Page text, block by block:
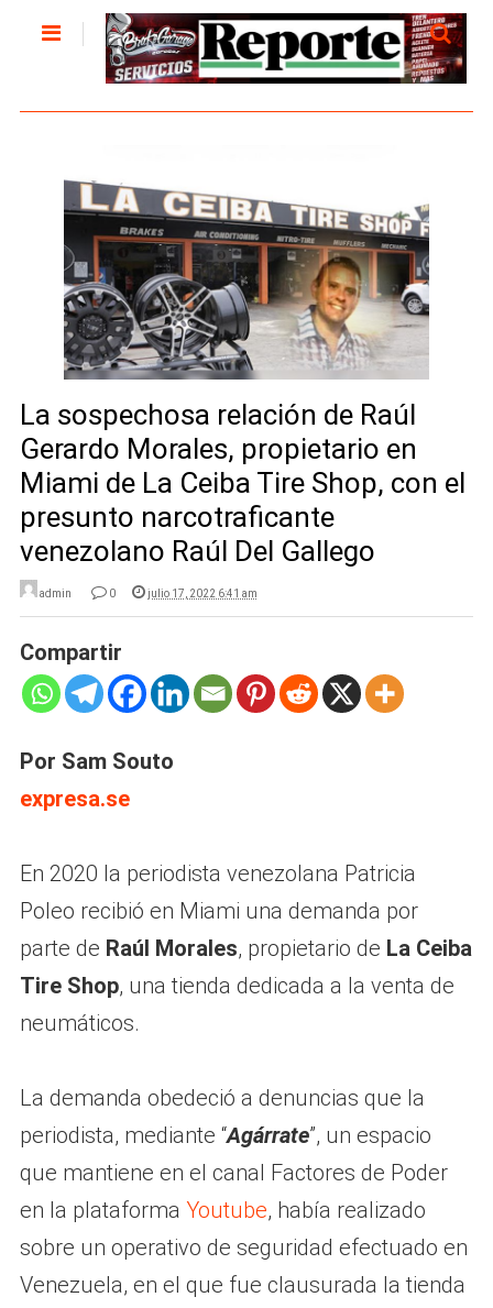
La sospechosa relación de Raúl
Gerardo Morales, propietario en
Miami de La Ceiba Tire Shop, con el
presunto narcotraficante
venezolano Raúl Del Gallego
admin 0 julio 17, 2022 6:41 am
Compartir
Por Sam Souto
expresa.se
En 2020 la periodista venezolana Patricia
Poleo recibió en Miami una demanda por
parte de Raúl Morales, propietario de La Ceiba
Tire Shop, una tienda dedicada a la venta de
neumáticos.
La demanda obedeció a denuncias que la
periodista, mediante “Agárrate”, un espacio
que mantiene en el canal Factores de Poder
en la plataforma Youtube, había realizado
sobre un operativo de seguridad efectuado en
Venezuela, en el que fue clausurada la tienda